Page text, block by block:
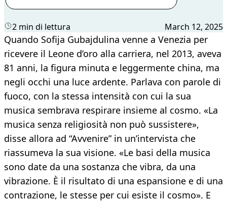
2 min di lettura March 12, 2025
Quando Sofija Gubajdulina venne a Venezia per
ricevere il Leone d’oro alla carriera, nel 2013, aveva
81 anni, la figura minuta e leggermente china, ma
negli occhi una luce ardente. Parlava con parole di
fuoco, con la stessa intensità con cui la sua
musica sembrava respirare insieme al cosmo. «La
musica senza religiosità non può sussistere»,
disse allora ad “Avvenire” in un’intervista che
riassumeva la sua visione. «Le basi della musica
sono date da una sostanza che vibra, da una
vibrazione. È il risultato di una espansione e di una
contrazione, le stesse per cui esiste il cosmo». E